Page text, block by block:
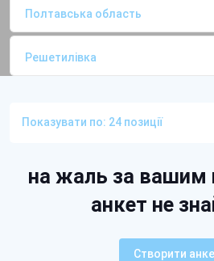
Полтавська область
Решетилівка
Показувати по: 24 позиції
на жаль за вашим
анкет не
Створити